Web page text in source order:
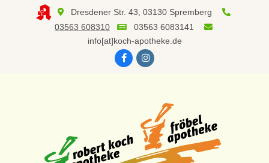
Dresdener Str. 43, 03130 Spremberg
03563 608310
03563 6083141
info[at]koch-apotheke.de